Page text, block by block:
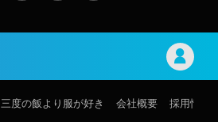
三度の飯より服が好き 会社概要 採用情報